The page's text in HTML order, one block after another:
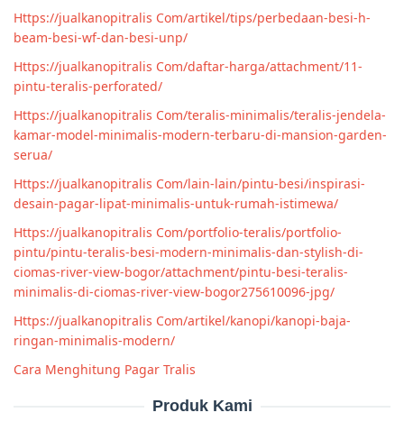
Https://jualkanopitralis Com/artikel/tips/perbedaan-besi-h-
beam-besi-wf-dan-besi-unp/
Https://jualkanopitralis Com/daftar-harga/attachment/11-
pintu-teralis-perforated/
Https://jualkanopitralis Com/teralis-minimalis/teralis-jendela-
kamar-model-minimalis-modern-terbaru-di-mansion-garden-
serua/
Https://jualkanopitralis Com/lain-lain/pintu-besi/inspirasi-
desain-pagar-lipat-minimalis-untuk-rumah-istimewa/
Https://jualkanopitralis Com/portfolio-teralis/portfolio-
pintu/pintu-teralis-besi-modern-minimalis-dan-stylish-di-
ciomas-river-view-bogor/attachment/pintu-besi-teralis-
minimalis-di-ciomas-river-view-bogor275610096-jpg/
Https://jualkanopitralis Com/artikel/kanopi/kanopi-baja-
ringan-minimalis-modern/
Cara Menghitung Pagar Tralis
Produk Kami